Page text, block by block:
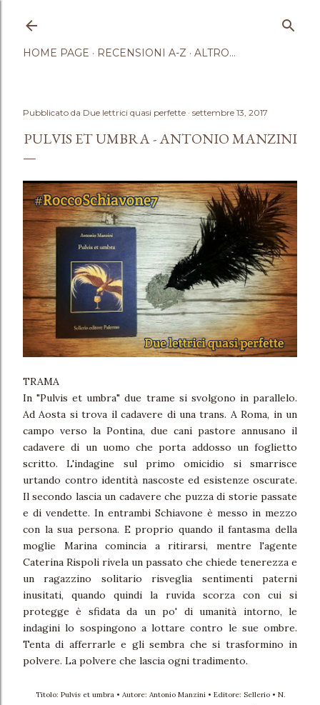
HOME PAGE RECENSIONI A-Z ALTRO…
Pubblicato da Due lettrici quasi perfette settembre 13, 2017
PULVIS ET UMBRA - ANTONIO MANZINI
TRAMA
In "Pulvis et umbra" due trame si svolgono in parallelo.
Ad Aosta si trova il cadavere di una trans. A Roma, in un
campo verso la Pontina, due cani pastore annusano il
cadavere di un uomo che porta addosso un foglietto
scritto. L'indagine sul primo omicidio si smarrisce
urtando contro identità nascoste ed esistenze oscurate.
Il secondo lascia un cadavere che puzza di storie passate
e di vendette. In entrambi Schiavone è messo in mezzo
con la sua persona. E proprio quando il fantasma della
moglie Marina comincia a ritirarsi, mentre l'agente
Caterina Rispoli rivela un passato che chiede tenerezza e
un ragazzino solitario risveglia sentimenti paterni
inusitati, quando quindi la ruvida scorza con cui si
protegge è sfidata da un po' di umanità intorno, le
indagini lo sospingono a lottare contro le sue ombre.
Tenta di afferrarle e gli sembra che si trasformino in
polvere. La polvere che lascia ogni tradimento.
Titolo: Pulvis et umbra • Autore: Antonio Manzini • Editore: Sellerio • N.